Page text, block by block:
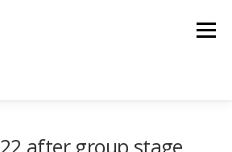
Menu
after group stage